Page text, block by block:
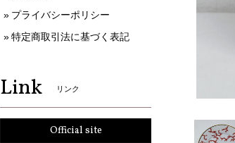
プライバシーポリシー
特定商取引法に基づく表記
Link リンク
Official site